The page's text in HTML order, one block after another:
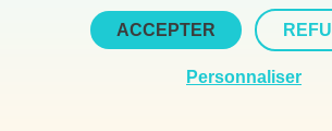
ACCEPTER
Personnaliser